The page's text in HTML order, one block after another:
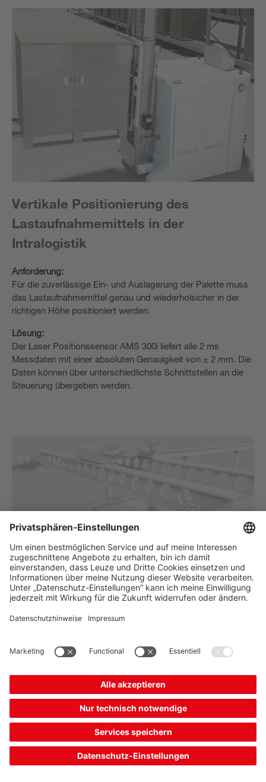
Vertikale Positionierung des
Lastaufnahmemittels in der
Intralogistik
Anforderung:
Für die zuverlässige Ein- und Auslagerung der Palette muss
das Lastaufnahmemittel genau und wiederholsicher in der
richtigen Höhe positioniert werden.
Lösung:
Der Laser Positionssensor AMS 300i liefert alle 2 ms
Messdaten mit einer absoluten Genauigkeit von ± 2 mm. Die
Daten können über unterschiedlichste Schnittstellen an die
Steuerung übergeben werden.
Positioniersystem
Der Kran bzw. die Laufkatze soll entsprechend der
anzufahrenden Position positioniert werden. Das Anbringen
eines Barcode-Bandes zur Positionierung ist nicht möglich.
Lösung:
Das Laser-Positioniersystem AMS 300i ermittelt schnell und
mit hoher absoluter Genauigkeit Distanzen zu bewegten